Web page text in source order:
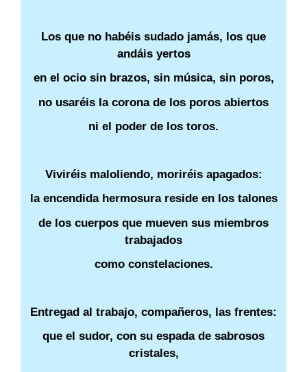
Los que no habéis sudado jamás, los que
andáis yertos
en el ocio sin brazos, sin música, sin poros,
no usaréis la corona de los poros abiertos
ni el poder de los toros.
Viviréis maloliendo, moriréis apagados:
la encendida hermosura reside en los talones
de los cuerpos que mueven sus miembros
trabajados
como constelaciones.
Entregad al trabajo, compañeros, las frentes:
que el sudor, con su espada de sabrosos
cristales,